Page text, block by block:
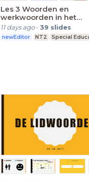
Les 3 Woorden en
werkwoorden in het
Nederlands
11 days ago-39 slides
newEditor NT2 Special